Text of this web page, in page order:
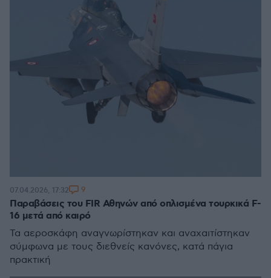
Παραβάσεις του FIR Αθηνών από οπλισμένα τουρκικά F-
16 μετά από καιρό
Τα αεροσκάφη αναγνωρίστηκαν και αναχαιτίστηκαν
σύμφωνα με τους διεθνείς κανόνες, κατά πάγια
πρακτική
07.04.2026, 17:32 9